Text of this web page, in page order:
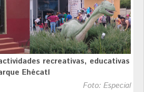
recreativas, educativas
Ehécatl
Foto: Especial